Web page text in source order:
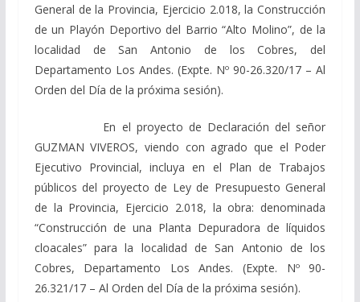
General de la Provincia, Ejercicio 2.018, la Construcción
de un Playón Deportivo del Barrio “Alto Molino”, de la
localidad de San Antonio de los Cobres, del
Departamento Los Andes. (Expte. Nº 90-26.320/17 – Al
Orden del Día de la próxima sesión).
En el proyecto de Declaración del señor
GUZMAN VIVEROS, viendo con agrado que el Poder
Ejecutivo Provincial, incluya en el Plan de Trabajos
públicos del proyecto de Ley de Presupuesto General
de la Provincia, Ejercicio 2.018, la obra: denominada
“Construcción de una Planta Depuradora de líquidos
cloacales” para la localidad de San Antonio de los
Cobres, Departamento Los Andes. (Expte. Nº 90-
26.321/17 – Al Orden del Día de la próxima sesión).